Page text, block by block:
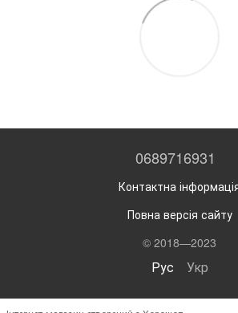
0689716931
Контактна
Повна версія сайту
© 2018—2023
Рус Укр